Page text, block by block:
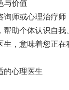
与价值
询师或心理治疗
帮助个体认识自
，意味着您正在
的心理医生